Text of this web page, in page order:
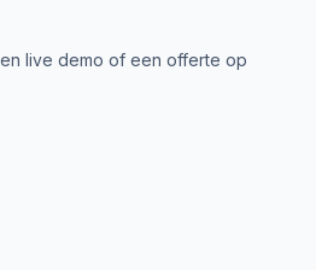
live demo of een offerte op